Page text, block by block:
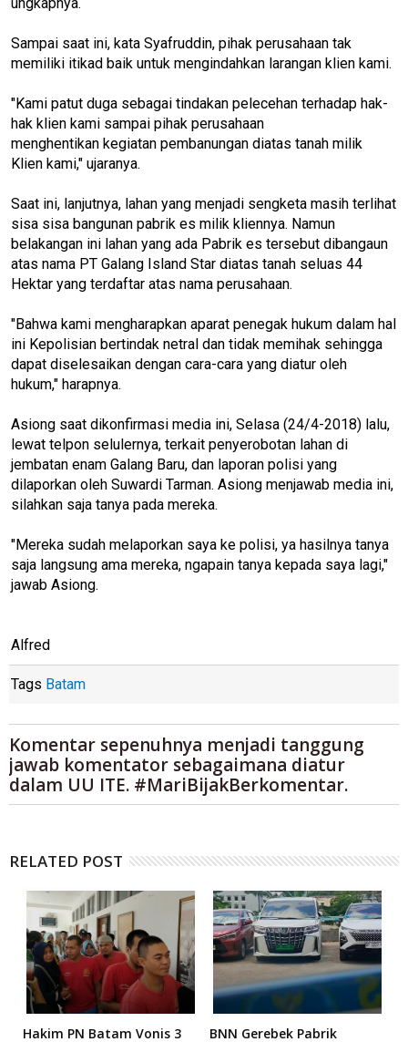
Sampai saat ini, kata Syafruddin, pihak perusahaan tak
memiliki itikad baik untuk mengindahkan larangan klien kami.
"Kami patut duga sebagai tindakan pelecehan terhadap hak-
hak klien kami sampai pihak perusahaan
menghentikan kegiatan pembanungan diatas tanah milik
Klien kami," ujaranya.
Saat ini, lanjutnya, lahan yang menjadi sengketa masih terlihat
sisa sisa bangunan pabrik es milik kliennya. Namun
belakangan ini lahan yang ada Pabrik es tersebut dibangaun
atas nama PT Galang Island Star diatas tanah seluas 44
Hektar yang terdaftar atas nama perusahaan.
"Bahwa kami mengharapkan aparat penegak hukum dalam hal
ini Kepolisian bertindak netral dan tidak memihak sehingga
dapat diselesaikan dengan cara-cara yang diatur oleh
hukum," harapnya.
Asiong saat dikonfirmasi media ini, Selasa (24/4-2018) lalu,
lewat telpon selulernya, terkait penyerobotan lahan di
jembatan enam Galang Baru, dan laporan polisi yang
dilaporkan oleh Suwardi Tarman. Asiong menjawab media ini,
silahkan saja tanya pada mereka.
"Mereka sudah melaporkan saya ke polisi, ya hasilnya tanya
saja langsung ama mereka, ngapain tanya kepada saya lagi,"
jawab Asiong.
Alfred
Tags Batam
Komentar sepenuhnya menjadi tanggung
jawab komentator sebagaimana diatur
dalam UU ITE. #MariBijakBerkomentar.
RELATED POST
Hakim PN Batam Vonis 3
BNN Gerebek Pabrik